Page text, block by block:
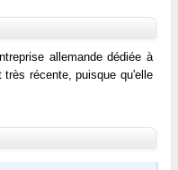
allemande dédiée à
récente, puisque qu'elle